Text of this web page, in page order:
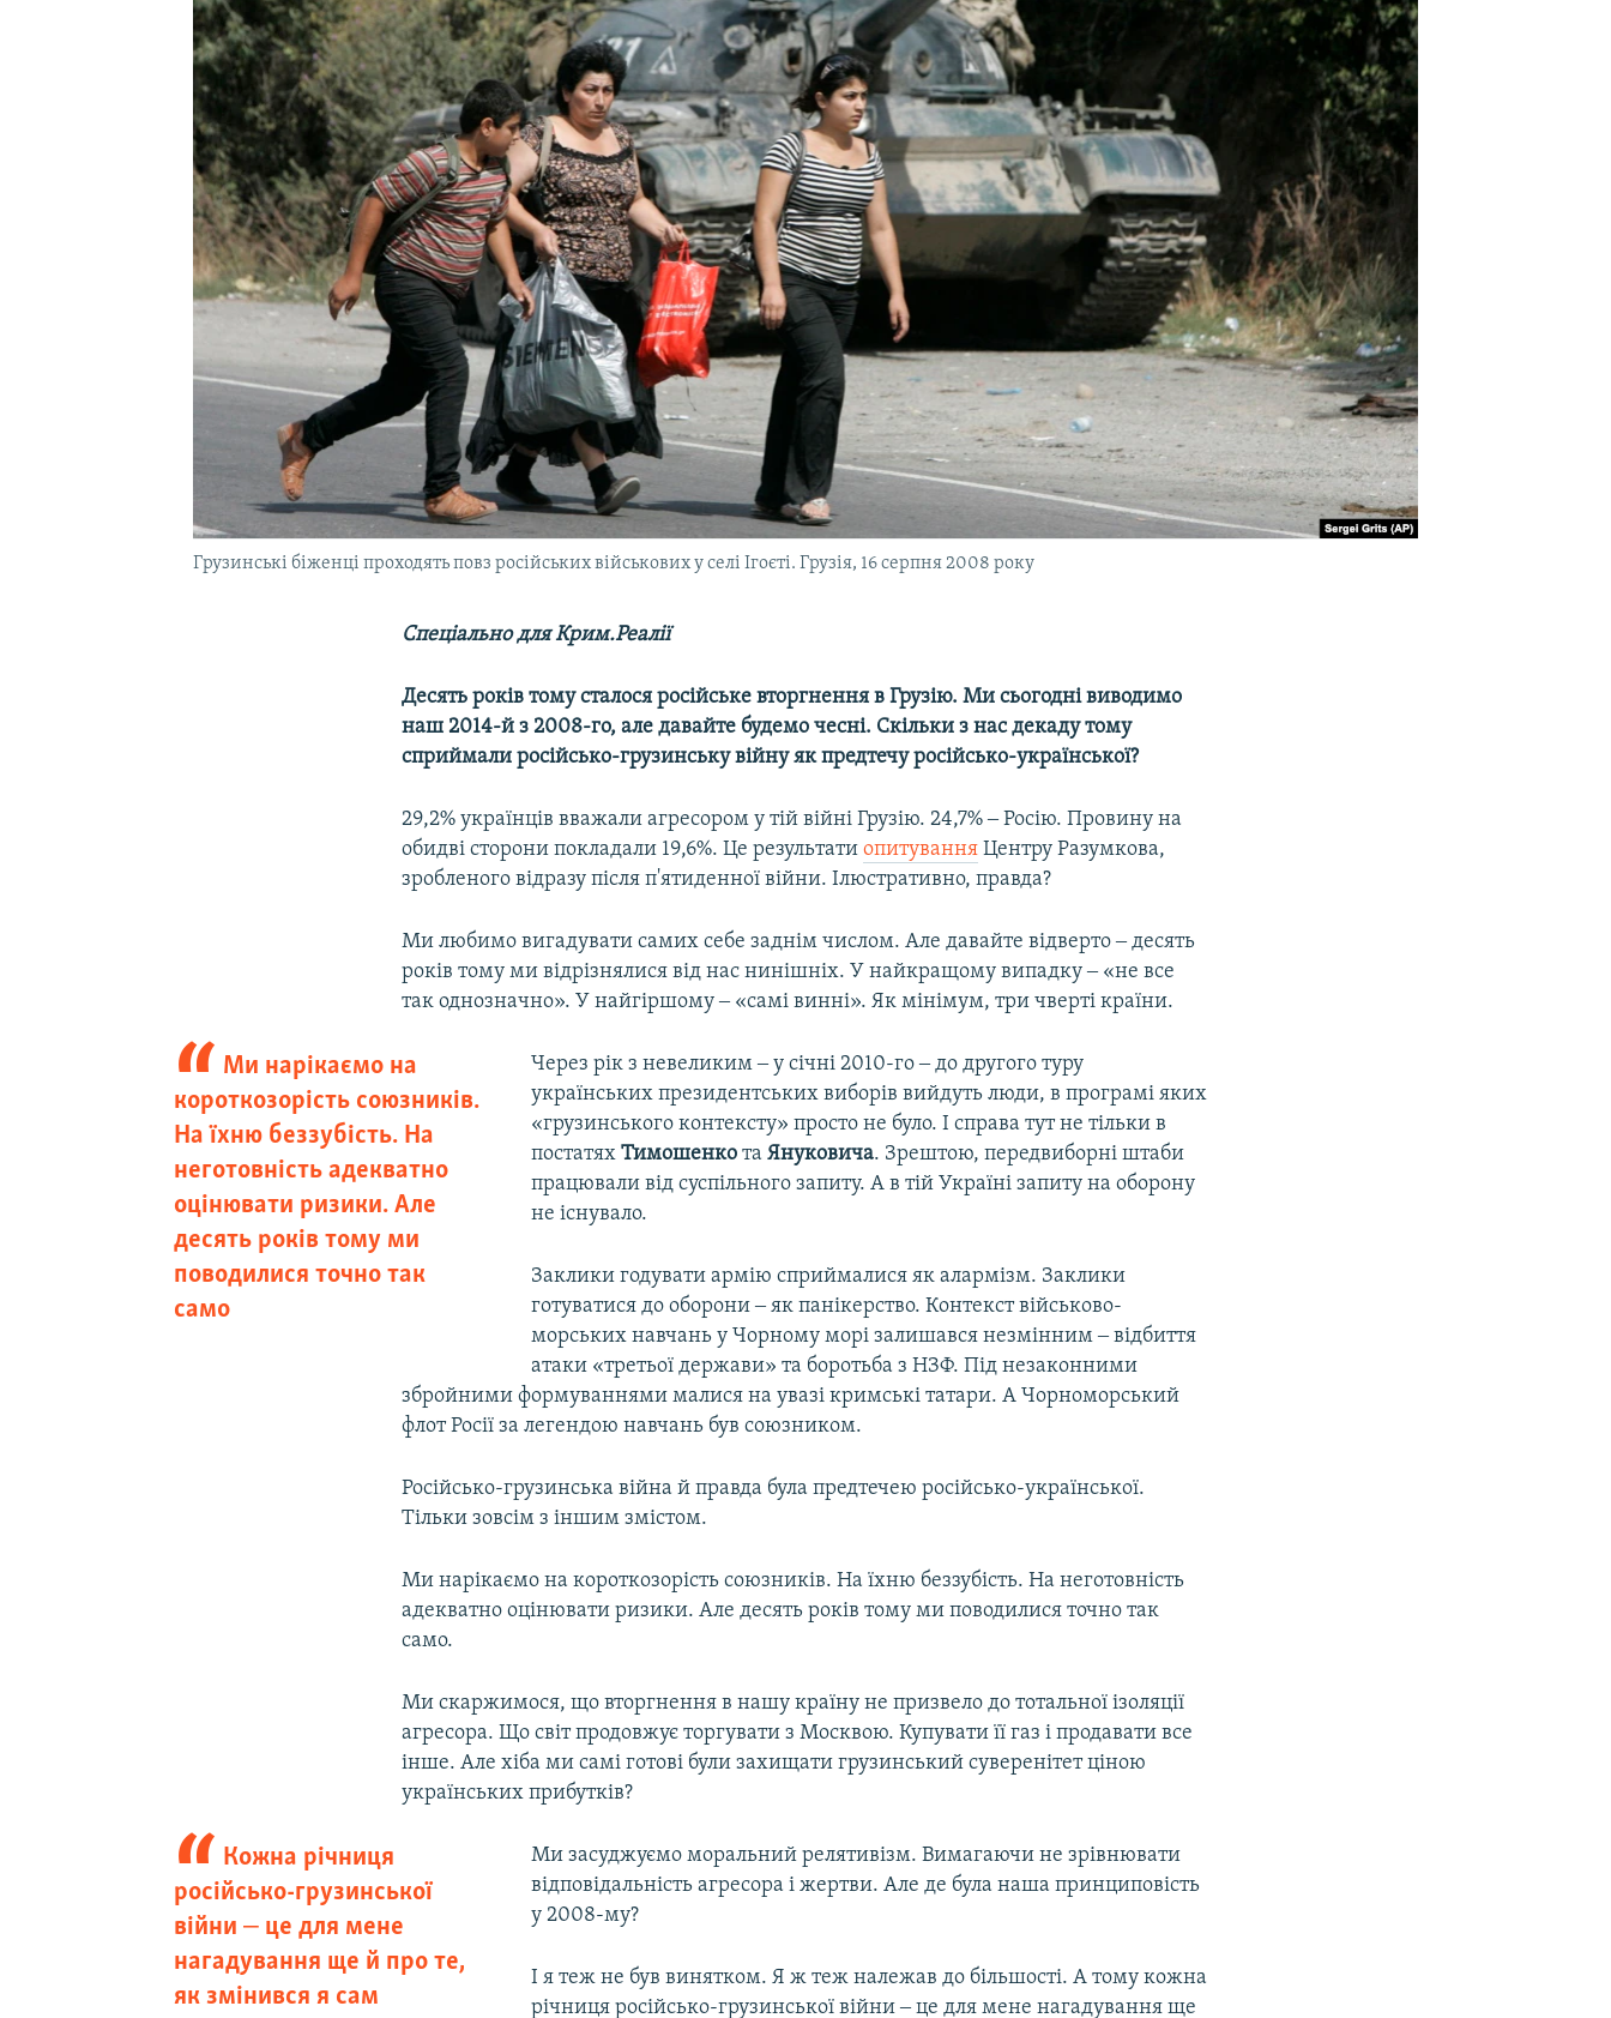
УКРАЇНСЬКА ПРОБЛЕМА КРИМУ
Грузинські біженці проходять повз російських військових у селі Ігоєті. Грузія, 16 серпня 2008 року
Спеціально для Крим.Реалії
Десять років тому сталося російське вторгнення в Грузію. Ми сьогодні виводимо
наш 2014-й з 2008-го, але давайте будемо чесні. Скільки з нас декаду тому
сприймали російсько-грузинську війну як предтечу російсько-української?
29,2% українців вважали агресором у тій війні Грузію. 24,7% ‒ Росію. Провину на
обидві сторони покладали 19,6%. Це результатиопитування Центру Разумкова,
зробленого відразу після п'ятиденної війни. Ілюстративно, правда?
Ми любимо вигадувати самих себе заднім числом. Але давайте відверто ‒ десять
років тому ми відрізнялися від нас нинішніх. У найкращому випадку ‒ «не все
так однозначно». У найгіршому ‒ «самі винні». Як мінімум, три чверті країни.
Ми нарікаємо на
короткозорість союзників.
На їхню беззубість. На
неготовність адекватно
оцінювати ризики. Але
десять років тому ми
поводилися точно так
само
Через рік з невеликим ‒ у січні 2010-го ‒ до другого туру
українських президентських виборів вийдуть люди, в програмі яких
«грузинського контексту» просто не було. І справа тут не тільки в
постатях Тимошенкота Януковича. Зрештою, передвиборні штаби
працювали від суспільного запиту. А в тій Україні запиту на оборону
не існувало.
Заклики годувати армію сприймалися як алармізм. Заклики
готуватися до оборони ‒ як панікерство. Контекст військово-
морських навчань у Чорному морі залишався незмінним ‒ відбиття
атаки «третьої держави» та боротьба з НЗФ. Під незаконними
збройними формуваннями малися на увазі кримські татари. А Чорноморський
флот Росії за легендою навчань був союзником.
Російсько-грузинська війна й правда була предтечею російсько-української.
Тільки зовсім з іншим змістом.
Ми нарікаємо на короткозорість союзників. На їхню беззубість. На неготовність
адекватно оцінювати ризики. Але десять років тому ми поводилися точно так
само.
Ми скаржимося, що вторгнення в нашу країну не призвело до тотальної ізоляції
агресора. Що світ продовжує торгувати з Москвою. Купувати її газ і продавати все
інше. Але хіба ми самі готові були захищати грузинський суверенітет ціною
українських прибутків?
Кожна річниця
російсько-грузинської
війни ‒ це для мене
нагадування ще й про те,
як змінився я сам
Ми засуджуємо моральний релятивізм. Вимагаючи не зрівнювати
відповідальність агресора і жертви. Але де була наша принциповість
у 2008-му?
І я теж не був винятком. Я ж теж належав до більшості. А тому кожна
річниця російсько-грузинської війни ‒ це для мене нагадування ще